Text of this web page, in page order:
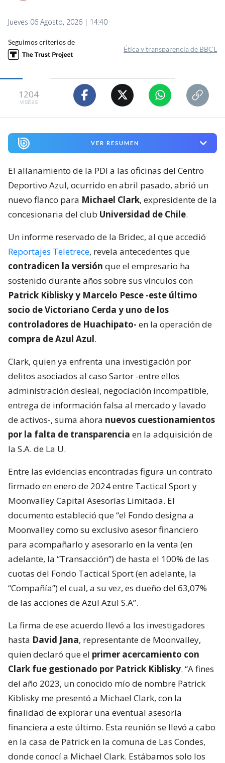
Jueves 06 Agosto, 2026 | 14:40
Seguimos criterios de
Ética y transparencia de BBCL
1204
visitas
VER RESUMEN
El allanamiento de la PDI a las oficinas del Centro
Deportivo Azul, ocurrido en abril pasado, abrió un
nuevo flanco para Michael Clark, expresidente de la
concesionaria del club Universidad de Chile.
Un informe reservado de la Bridec, al que accedió
Reportajes Teletrece, revela antecedentes que
contradicen la versión que el empresario ha
sostenido durante años sobre sus vínculos con
Patrick Kiblisky y Marcelo Pesce -este último
socio de Victoriano Cerda y uno de los
controladores de Huachipato- en la operación de
compra de Azul Azul.
Clark, quien ya enfrenta una investigación por
delitos asociados al caso Sartor -entre ellos
administración desleal, negociación incompatible,
entrega de información falsa al mercado y lavado
de activos-, suma ahora nuevos cuestionamientos
por la falta de transparencia en la adquisición de
la S.A. de La U.
Entre las evidencias encontradas figura un contrato
firmado en enero de 2024 entre Tactical Sport y
Moonvalley Capital Asesorías Limitada. El
documento estableció que “el Fondo designa a
Moonvalley como su exclusivo asesor financiero
para acompañarlo y asesorarlo en la venta (en
adelante, la “Transacción”) de hasta el 100% de las
cuotas del Fondo Tactical Sport (en adelante, la
“Compañía”) el cual, a su vez, es dueño del 63,07%
de las acciones de Azul Azul S.A”.
La firma de ese acuerdo llevó a los investigadores
hasta David Jana, representante de Moonvalley,
quien declaró que el primer acercamiento con
Clark fue gestionado por Patrick Kiblisky. “A fines
del año 2023, un conocido mío de nombre Patrick
Kiblisky me presentó a Michael Clark, con la
finalidad de explorar una eventual asesoría
financiera a este último. Esta reunión se llevó a cabo
en la casa de Patrick en la comuna de Las Condes,
donde conocí a Michael Clark. Estábamos solo los